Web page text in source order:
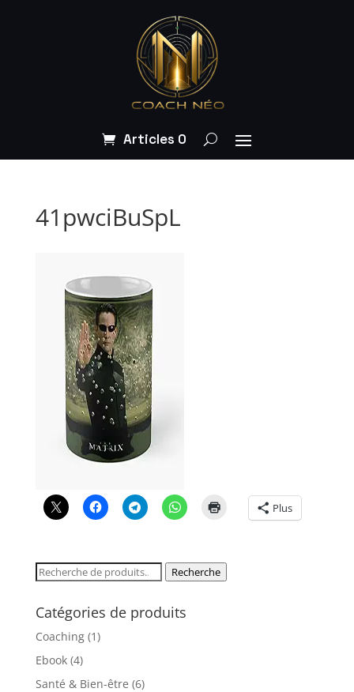
Articles 0
41pwciBuSpL
Plus
Recherche
Recherche
Catégories de produits
Coaching (1)
Ebook (4)
Santé & Bien-être (6)